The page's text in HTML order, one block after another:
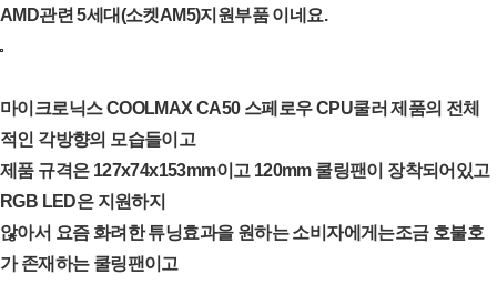
AMD관련 5세대(소켓AM5)지원부품 이네요.
마이크로닉스 COOLMAX CA50 스페로우 CPU쿨러 제품의 전체
적인 각방향의 모습들이고
제품 규격은 127x74x153mm이고 120mm 쿨링팬이 장착되어있고
RGB LED은 지원하지
않아서 요즘 화려한 튜닝효과을 원하는 소비자에게는조금 호불호
가 존재하는 쿨링팬이고